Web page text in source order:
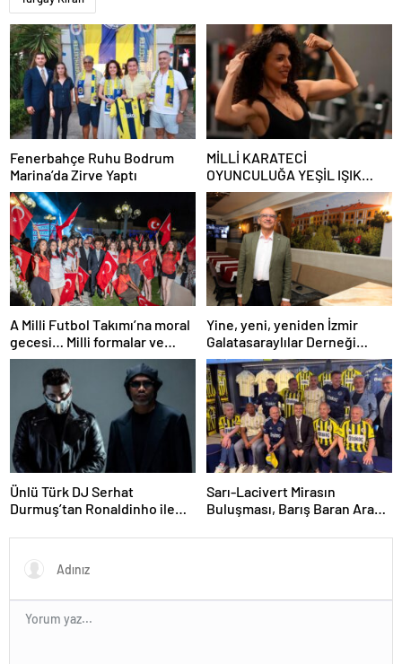
Fenerbahçe Ruhu Bodrum
Marina’da Zirve Yaptı
MİLLİ KARATECİ
OYUNCULUĞA YEŞİL IŞIK
YAKTI
A Milli Futbol Takımı’na moral
gecesi… Milli formalar ve
bayraklarla podyuma çıktılar
moral verdiler..
Yine, yeni, yeniden İzmir
Galatasaraylılar Derneği
Lokali
Ünlü Türk DJ Serhat
Durmuş’tan Ronaldinho ile
Sarı-Lacivert Mirasın
Buluşması, Barış Baran Aras